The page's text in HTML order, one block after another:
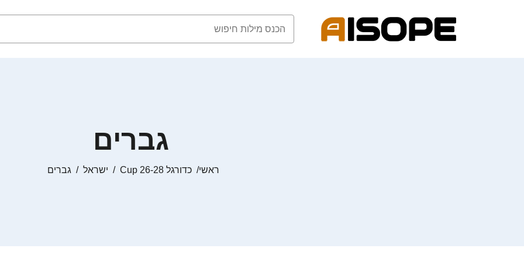
גברים
ראשי כדורגל Cup 26-28 ישראל גברים